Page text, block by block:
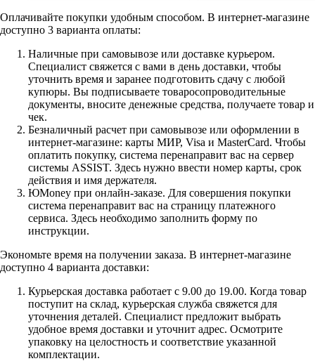
Оплачивайте покупки удобным способом. В интернет-магазине
доступно 3 варианта оплаты:
Наличные при самовывозе или доставке курьером.
Специалист свяжется с вами в день доставки, чтобы
уточнить время и заранее подготовить сдачу с любой
купюры. Вы подписываете товаросопроводительные
документы, вносите денежные средства, получаете товар и
чек.
Безналичный расчет при самовывозе или оформлении в
интернет-магазине: карты МИР, Visa и MasterCard. Чтобы
оплатить покупку, система перенаправит вас на сервер
системы ASSIST. Здесь нужно ввести номер карты, срок
действия и имя держателя.
ЮMoney при онлайн-заказе. Для совершения покупки
система перенаправит вас на страницу платежного
сервиса. Здесь необходимо заполнить форму по
инструкции.
Экономьте время на получении заказа. В интернет-магазине
доступно 4 варианта доставки:
Курьерская доставка работает с 9.00 до 19.00. Когда товар
поступит на склад, курьерская служба свяжется для
уточнения деталей. Специалист предложит выбрать
удобное время доставки и уточнит адрес. Осмотрите
упаковку на целостность и соответствие указанной
комплектации.